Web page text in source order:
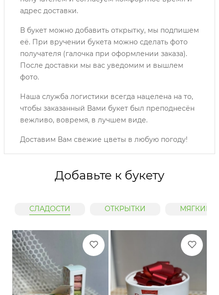
адрес доставки.
В букет можно добавить открытку, мы подпишем
её. При вручении букета можно сделать фото
получателя (галочка при оформлении заказа).
После доставки мы вас уведомим и вышлем
фото.
Наша служба логистики всегда нацелена на то,
чтобы заказанный Вами букет был преподнесён
вежливо, вовремя, в лучшем виде.
Доставим Вам свежие цветы в любую погоду!
Добавьте к букету
СЛАДОСТИ ОТКРЫТКИ МЯГКИЕ